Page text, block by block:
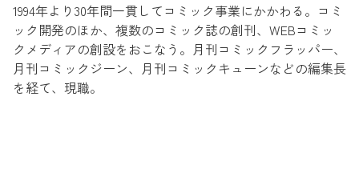
1994年より30年間一貫してコミック事業にかかわる。 コミ
ック開発のほか、複数のコミック誌の創刊、 WEBコミッ
クメディアの創設をおこなう。 月刊コミックフラッパー、
月刊コミックジーン、月刊コミックキューンなどの編集長
を経て、現職。